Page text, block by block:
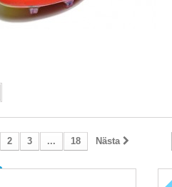
2 3 ... 18 Nästa